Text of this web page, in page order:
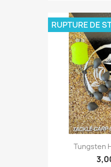
Tungsten
RUPTURE DE